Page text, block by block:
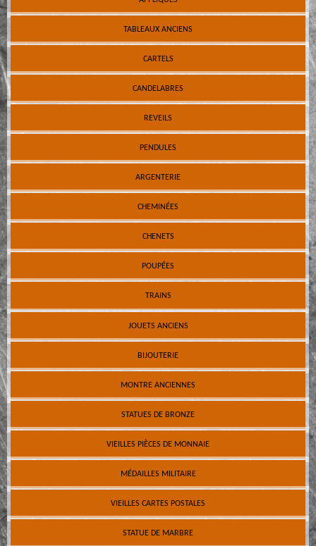
TABLEAUX ANCIENS
CARTELS
CANDELABRES
REVEILS
PENDULES
ARGENTERIE
CHEMINÉES
CHENETS
POUPÉES
TRAINS
JOUETS ANCIENS
BIJOUTERIE
MONTRE ANCIENNES
STATUES DE BRONZE
VIEILLES PIÈCES DE MONNAIE
MÉDAILLES MILITAIRE
VIEILLES CARTES POSTALES
STATUE DE MARBRE